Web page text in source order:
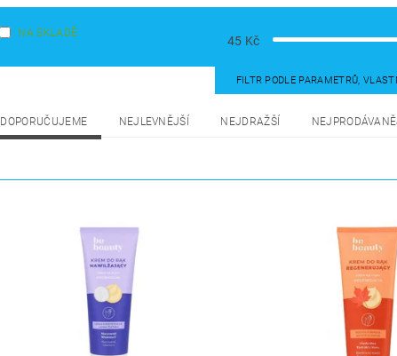
NA SKLADĚ
45 Kč
FILTR PODLE PARAMETRŮ,
DOPORUČUJEME NEJLEVNĚJŠÍ NEJDRAŽŠÍ